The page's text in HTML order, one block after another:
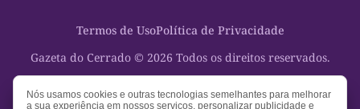
Oportunidades
Cultura
Saúde
Educação
Planeta Vivo
Espaço Cidadania
Turistando Gazeta
Nosso Direito
Gazeta do Cerrado © 2026 Todos os direitos reservados.
Termos de UsoPolítica de Privacidade
Nós usamos cookies e outras tecnologias semelhantes para melhorar
a sua experiência em nossos serviços, personalizar publicidade e